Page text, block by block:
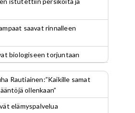
saavat rinnalleen
biologiseen torjuntaan
Rautiainen:”Kaikille samat
ollenkaan”
elämyspalvelua